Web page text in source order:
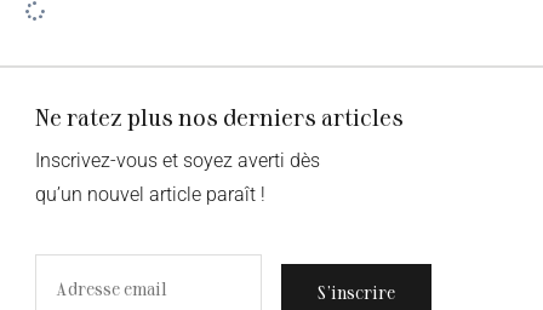
Ne ratez plus nos derniers articles
Inscrivez-vous et soyez averti dès
qu’un nouvel article paraît !
S’inscrire